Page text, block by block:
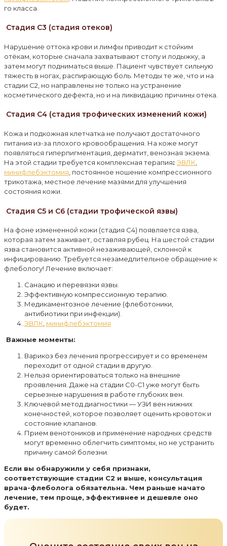
го класса.
Стадия C3 (стадия отеков)
Нарушение оттока крови и лимфы приводит к стойким
отёкам, которые сначала захватывают стопу и лодыжку, а
затем могут подниматься выше. Пациент чувствует сильную
тяжесть в ногах, распирающую боль. Методы те же, что и на
стадии C2, но направлены не только на устранение
косметического дефекта, но и на ликвидацию причины отека.
Стадия C4 (стадия трофических изменений кожи)
Кожа и подкожная клетчатка не получают достаточного
питания из-за плохого кровообращения. На коже могут
появляться гиперпигментация, дерматит, венозная экзема.
На этой стадии требуется комплексная терапия: ЭВЛК
минифлебэктомия , постоянное ношение компрессионного
трикотажа, местное лечение мазями для улучшения
состояния кожи.
Стадия C5 и C6 (стадии трофической язвы)
На фоне измененной кожи (стадия C4) появляется язва,
которая затем заживает, оставляя рубец. На шестой стадии
язва становится активной незаживающей, склонной к
инфицированию. Требуется незамедлительное обращение к
флебологу! Лечение включает:
Санацию и перевязки язвы.
Эффективную компрессионную терапию.
Медикаментозное лечение (флеботоники,
антибиотики при инфекции).
ЭВЛК, минифлебэктомия
Важные моменты:
Варикоз без лечения прогрессирует и со временем
переходит от одной стадии в другую.
Нельзя ориентироваться только на внешние
проявления. Даже на стадии C0-C1 уже могут быть
серьезные нарушения в работе глубоких вен.
Ключевой метод диагностики — УЗИ вен нижних
конечностей, которое позволяет оценить кровоток и
состояние клапанов.
Прием венотоников и применение народных средств
могут временно облегчить симптомы, но не устранить
причину самой болезни.
Если вы обнаружили у себя признаки,
соответствующие стадии C2 и выше, консультация
врача-флеболога обязательна. Чем раньше начато
лечение, тем проще, эффективнее и дешевле оно
будет.